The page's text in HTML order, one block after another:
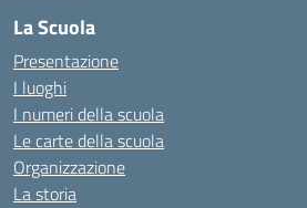
La Scuola
Presentazione
I luoghi
I numeri della scuola
Le carte della scuola
Organizzazione
La storia